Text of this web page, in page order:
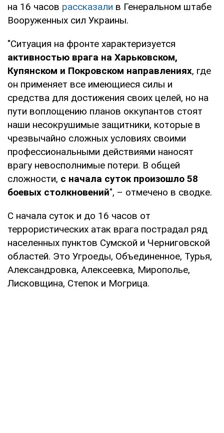
на 16 часов рассказали в Генеральном штабе
Вооруженных сил Украины.
"Ситуация на фронте характеризуется
активностью врага на Харьковском,
Купянском и Покровском направлениях, где
он применяет все имеющиеся силы и
средства для достижения своих целей, но на
пути воплощению планов оккупантов стоят
наши несокрушимые защитники, которые в
чрезвычайно сложных условиях своими
профессиональными действиями наносят
врагу невосполнимые потери. В общей
сложности, с начала суток произошло 58
боевых столкновений", – отмечено в сводке.
С начала суток и до 16 часов от
террористических атак врага пострадал ряд
населенных пунктов Сумской и Черниговской
областей. Это Угроеды, Объединенное, Турья,
Александровка, Алексеевка, Мирополье,
Лисковщина, Степок и Могрица.